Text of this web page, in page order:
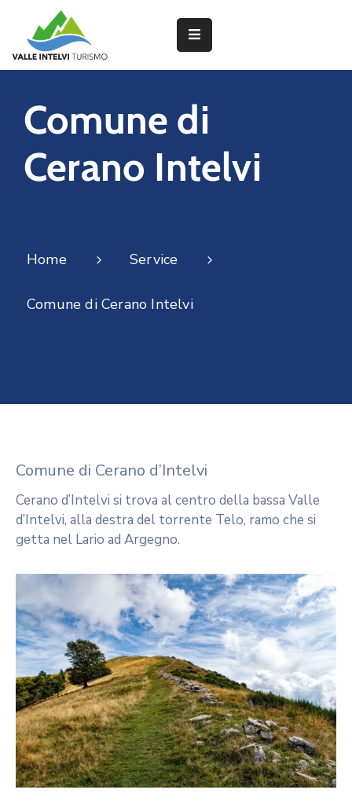
Interventi
PNRR
Borghi
PNRR
Borghi
Linea
Imprese
Invitalia
Comune di
Cerano Intelvi
Home Service
Comune di Cerano Intelvi
Comune di Cerano d’Intelvi
Cerano d’Intelvi si trova al centro della bassa Valle
d’Intelvi, alla destra del torrente Telo, ramo che si
getta nel Lario ad Argegno.